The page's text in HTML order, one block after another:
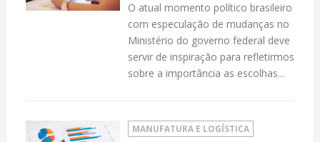
O atual momento político brasileiro
com especulação de mudanças no
Ministério do governo federal deve
servir de inspiração para refletirmos
sobre a importância as escolhas...
MANUFATURA E LOGÍSTICA